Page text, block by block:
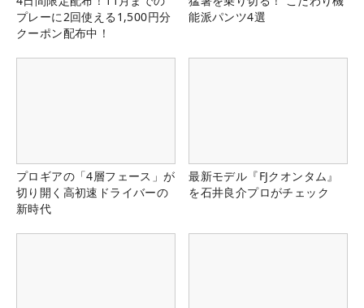
プレーに2回使える1,500円分
クーポン配布中！
能派パンツ4選
プロギアの「4層フェース」が
切り開く高初速ドライバーの
新時代
最新モデル『FJクオンタム』
を石井良介プロがチェック